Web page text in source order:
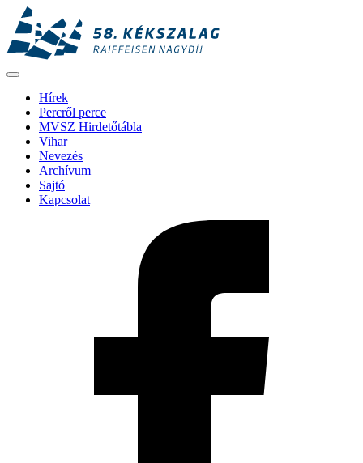
Hírek
Percről perce
MVSZ Hirdetőtábla
Vihar
Nevezés
Archívum
Sajtó
Kapcsolat